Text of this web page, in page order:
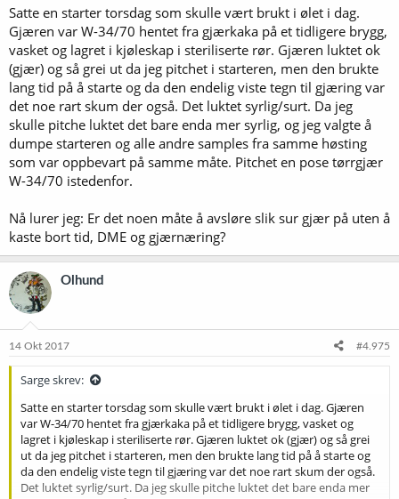
:
Satte en starter torsdag som skulle vært brukt i ølet i dag.
Gjæren var W-34/70 hentet fra gjærkaka på et tidligere brygg,
vasket og lagret i kjøleskap i steriliserte rør. Gjæren luktet ok
(gjær) og så grei ut da jeg pitchet i starteren, men den brukte
lang tid på å starte og da den endelig viste tegn til gjæring var
det noe rart skum der også. Det luktet syrlig/surt. Da jeg
skulle pitche luktet det bare enda mer syrlig, og jeg valgte å
dumpe starteren og alle andre samples fra samme høsting
som var oppbevart på samme måte. Pitchet en pose tørrgjær
W-34/70 istedenfor.
Nå lurer jeg: Er det noen måte å avsløre slik sur gjær på uten å
kaste bort tid, DME og gjærnæring?
Olhund
14 Okt 2017 #4.975
Sarge skrev:
Satte en starter torsdag som skulle vært brukt i ølet i dag. Gjæren
var W-34/70 hentet fra gjærkaka på et tidligere brygg, vasket og
lagret i kjøleskap i steriliserte rør. Gjæren luktet ok (gjær) og så grei
ut da jeg pitchet i starteren, men den brukte lang tid på å starte og
da den endelig viste tegn til gjæring var det noe rart skum der også.
Det luktet syrlig/surt. Da jeg skulle pitche luktet det bare enda mer